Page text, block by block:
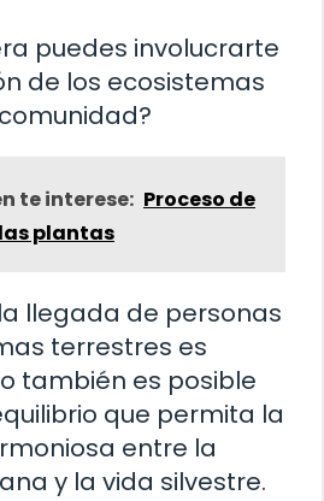
puedes involucrarte
de los ecosistemas
te interese: Proceso de
plantas
llegada de personas
terrestres es
también es posible
que permita la
entre la
y la vida silvestre.